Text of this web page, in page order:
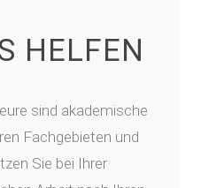
HELFEN
sind akademische
Fachgebieten und
Sie bei Ihrer